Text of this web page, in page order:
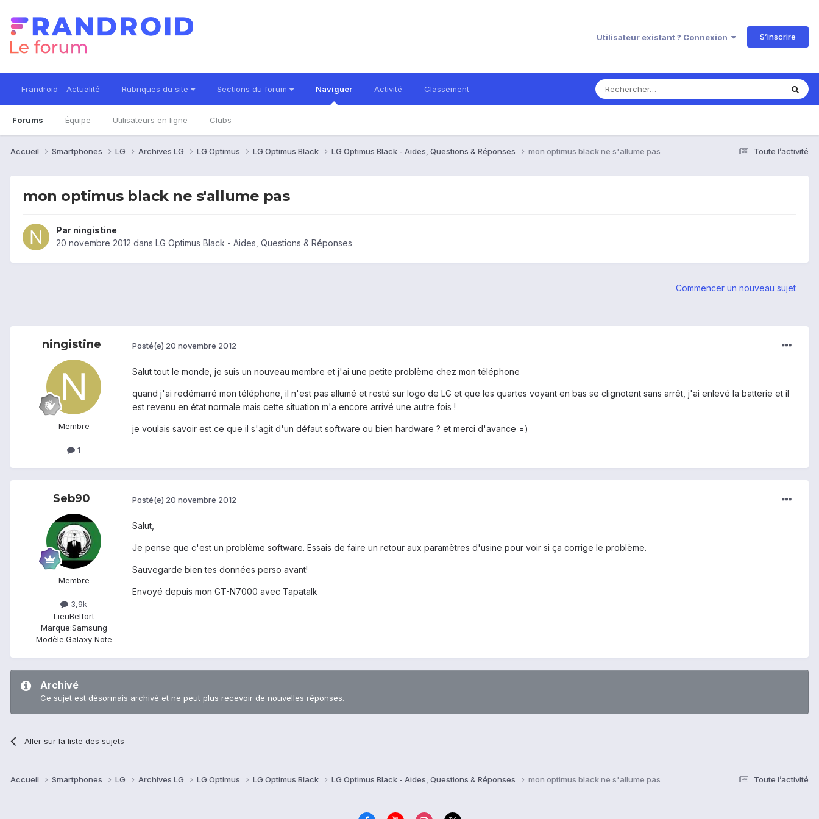
Utilisateur existant ? Connexion S’inscrire
Frandroid - Actualité Rubriques du site Sections du forum Naviguer
Forums Équipe Utilisateurs en ligne Clubs
Activité Classement
Toute l’activité
Accueil Smartphones LG Archives LG LG Optimus LG Optimus Black LG Optimus Black - Aides, Questions & Réponses mon optimus black ne s'allume pas
mon optimus black ne s'allume pas
Par ningistine
20 novembre 2012 dans LG Optimus Black - Aides, Questions & Réponses
Commencer un nouveau sujet
ningistine
Membre
1
Posté(e) 20 novembre 2012
Salut tout le monde, je suis un nouveau membre et j'ai une petite problème chez mon téléphone
quand j'ai redémarré mon téléphone, il n'est pas allumé et resté sur logo de LG et que les quartes voyant en bas se clignotent sans arrêt, j'ai enlevé la batterie et il
est revenu en état normale mais cette situation m'a encore arrivé une autre fois !
je voulais savoir est ce que il s'agit d'un défaut software ou bien hardware ? et merci d'avance =)
Seb90
Membre
3,9k
LieuBelfort
Marque:Samsung
Modèle:Galaxy Note
Posté(e) 20 novembre 2012
Salut,
Je pense que c'est un problème software. Essais de faire un retour aux paramètres d'usine pour voir si ça corrige le problème.
Sauvegarde bien tes données perso avant!
Envoyé depuis mon GT-N7000 avec Tapatalk
Archivé
Ce sujet est désormais archivé et ne peut plus recevoir de nouvelles réponses.
Aller sur la liste des sujets
Toute l’activité
Accueil Smartphones LG Archives LG LG Optimus LG Optimus Black LG Optimus Black - Aides, Questions & Réponses mon optimus black ne s'allume pas